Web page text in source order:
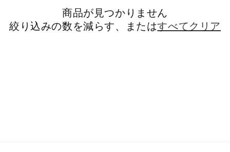
:
商品が見つかりません
絞り込みの数を減らす、またはすべてクリア